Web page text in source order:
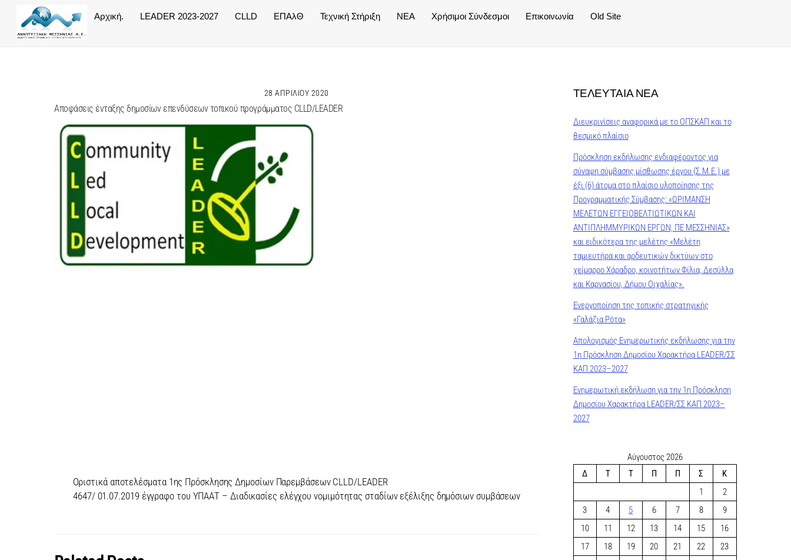
content
Αρχική. LEADER 2023-2027 CLLD ΕΠΑλΘ Τεχνική Στήριξη NEA Χρήσιμοι Σύνδεσμοι Επικοινωνία Old Site
28 ΑΠΡΙΛΊΟΥ 2020
Αποφάσεις ένταξης δημοσίων επενδύσεων τοπικού προγράμματος CLLD/LEADER
Οριστικά αποτελέσματα 1ης Πρόσκλησης Δημοσίων Παρεμβάσεων CLLD/LEADER
4647/ 01.07.2019 έγγραφο του ΥΠΑΑΤ – Διαδικασίες ελέγχου νομιμότητας σταδίων εξέλιξης δημόσιων συμβάσεων
ΤΕΛΕΥΤΑΙΑ ΝΕΑ
Διευκρινίσεις αναφορικά με το ΟΠΣΚΑΠ και το
θεσμικό πλαίσιο
Πρόσκληση εκδήλωσης ενδιαφέροντος για
σύναψη σύμβασης μίσθωσης έργου (Σ.Μ.Ε.) με
έξι (6) άτομα στο πλαίσιο υλοποίησης της
Προγραμματικής Σύμβασης: «ΩΡΙΜΑΝΣΗ
ΜΕΛΕΤΩΝ ΕΓΓΕΙΟΒΕΛΤΙΩΤΙΚΩΝ ΚΑΙ
ΑΝΤΙΠΛΗΜΜΥΡΙΚΩΝ ΕΡΓΩΝ, ΠΕ ΜΕΣΣΗΝΙΑΣ»
και ειδικότερα της μελέτης «Μελέτη
ταμιευτήρα και αρδευτικών δικτύων στο
χείμαρρο Χάραδρο, κοινοτήτων Φίλια, Δεσύλλα
και Καρνασίου, Δήμου Οιχαλίας».
Ενεργοποίηση της τοπικής στρατηγικής
«Γαλάζια Ρότα»
Απολογισμός Ενημερωτικής εκδήλωσης για την
1η Πρόσκληση Δημοσίου Χαρακτήρα LEADER/ΣΣ
ΚΑΠ 2023–2027
Ενημερωτική εκδήλωση για την 1η Πρόσκληση
Δημοσίου Χαρακτήρα LEADER/ΣΣ ΚΑΠ 2023–
2027
Αύγουστος 2026
Δ
Τ Τ Π Π Σ
Κ
1
2
3
4 5 6 7 8
9
10
11 12 13 14 15
16
17
18 19 20 21 22
23